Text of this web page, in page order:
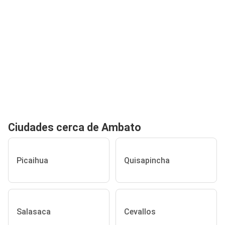
Ciudades cerca de Ambato
Picaihua Quisapincha
Salasaca Cevallos